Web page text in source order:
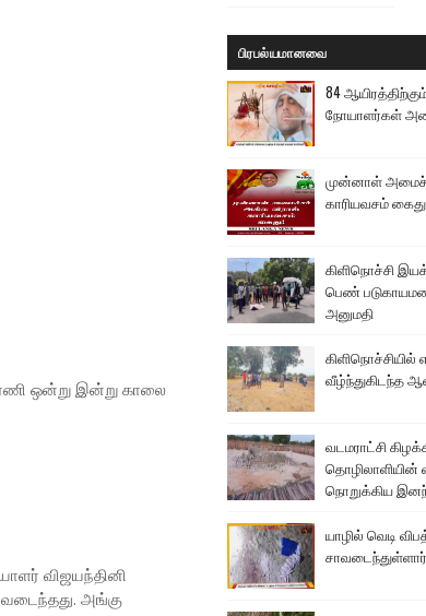
ஒன்று இன்று காலை
விஜயந்தினி
அங்கு
பிரபல்யமானவை
84
நோயாளர்கள்
முன்னாள்
காரியவசம்
கிளிநொச்சி
பெண்
அனுமதி
கிளிநொச்சியில்
வீழ்ந்துகிடந்த
வடமராட்சி
தொழிலாளியின்
நொறுக்கிய
யாழில் வெடி